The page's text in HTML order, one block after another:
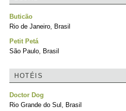
Buticão
Rio de Janeiro, Brasil
Petit Petá
São Paulo, Brasil
HOTÉIS
Doctor Dog
Rio Grande do Sul, Brasil